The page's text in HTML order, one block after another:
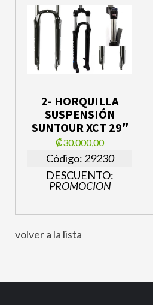
2- HORQUILLA
SUSPENSIÓN
SUNTOUR XCT 29″
₡30.000,00
Código:29230
DESCUENTO:
PROMOCION
volver a la lista